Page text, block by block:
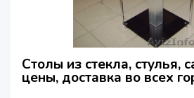
Cтолы из стекла, стулья,
цены, доставка во всех